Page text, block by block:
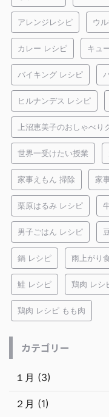
アレンジレシピ ウ
カレー レシピ キュ
バイキング レシピ
ヒルナンデス レシピ
上沼恵美子のおしゃべり
世界一受けたい授業
家事えもん 掃除 家
栗原はるみ レシピ
男子ごはん レシピ
鍋 レシピ 雨上がり
鮭 レシピ 鶏肉 レシ
鶏肉 レシピ もも肉
カテゴリー
１月 (3)
２月 (1)